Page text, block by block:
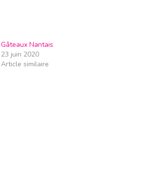
Gâteaux Nantais
23 juin 2020
Article similaire